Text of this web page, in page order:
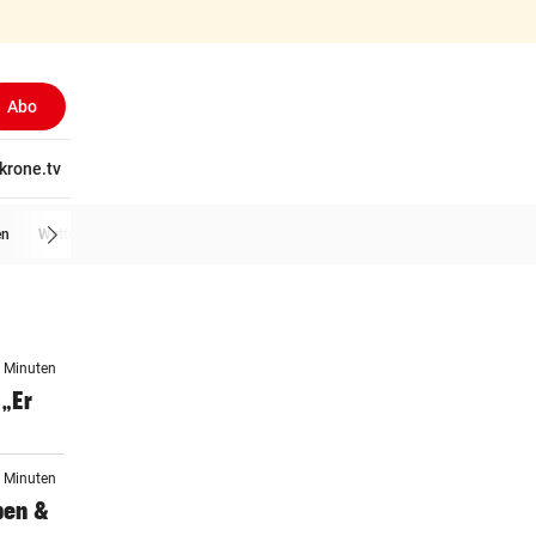
Abo
krone.tv
Wetter
Minuten
Minuten
&